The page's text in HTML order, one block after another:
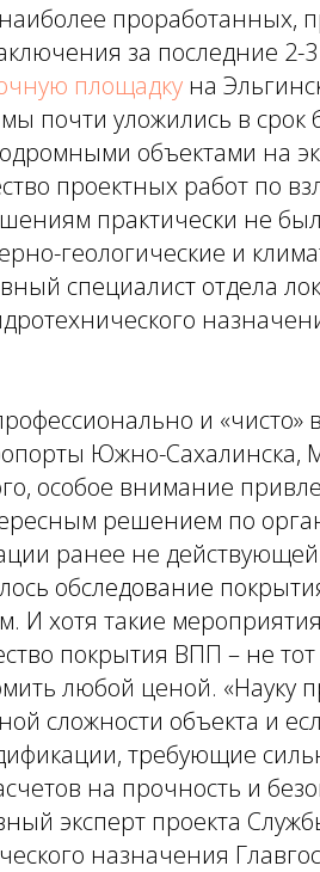
проработанных,
за последние 2-3
площадку на
почти уложились в срок
объектами на
проектных работ по
практически не
геологические и
специалист отдела
и
Южно-Сахалинска,
особое внимание
решением по
ранее не
обследование
И хотя такие
покрытия ВПП – не тот
любой ценой. «Науку
сложности объекта и
требующие
на прочность и
эксперт проекта
назначения